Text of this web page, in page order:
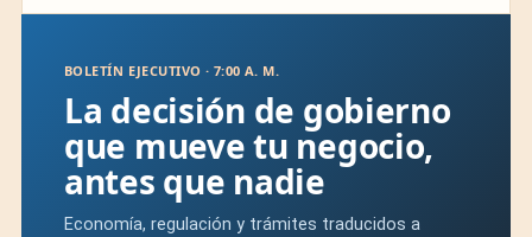
BOLETÍN EJECUTIVO · 7:00 A. M.
La decisión de gobierno
que mueve tu negocio,
antes que nadie
Economía, regulación y trámites traducidos a